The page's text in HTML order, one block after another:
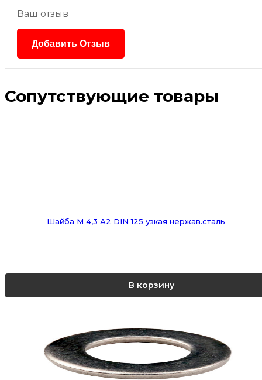
Ваш отзыв
Сопутствующие товары
Шайба М 4,3 А2 DIN 125 узкая нержав.сталь
В корзину